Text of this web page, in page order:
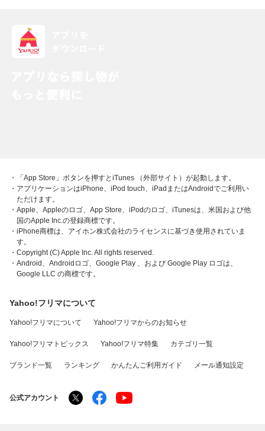
・「App Store」ボタンを押すとiTunes （外部サイト）が起動します。
・アプリケーションはiPhone、iPod touch、iPadまたはAndroidでご利用い
ただけます。
・Apple、Appleのロゴ、App Store、iPodのロゴ、iTunesは、米国および他
国のApple Inc.の登録商標です。
・iPhone商標は、アイホン株式会社のライセンスに基づき使用されていま
す。
・Copyright (C) Apple Inc. All rights reserved.
・Android、Androidロゴ、Google Play 、および Google Play ロゴは、
Google LLC の商標です。
Yahoo!フリマについて
Yahoo!フリマについて Yahoo!フリマからのお知らせ
Yahoo!フリマトピックス Yahoo!フリマ特集 カテゴリ一覧
ブランド一覧 ランキング かんたんご利用ガイド メール通知設定
公式アカウント